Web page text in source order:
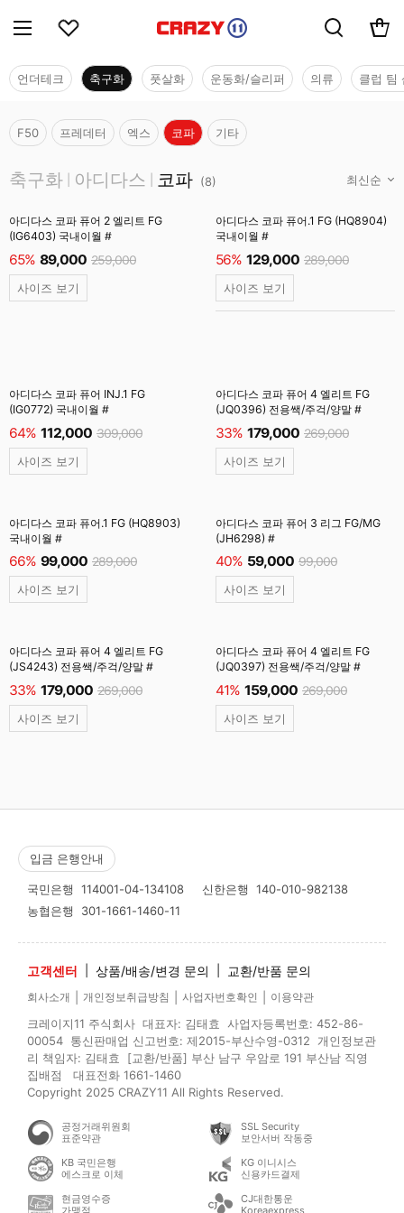
언더테크 축구화 풋살화 운동화/슬리퍼 의류 클럽 팀
F50 프레데터 엑스 코파 기타
축구화 아디다스 코파 (8)
아디다스 코파 퓨어 2 엘리트 FG
(IG6403) 국내이월 #
65% 89,000 259,000
사이즈 보기
아디다스 코파 퓨어.1 FG (HQ8904)
국내이월 #
56% 129,000 289,000
사이즈 보기
아디다스 코파 퓨어 INJ.1 FG
(IG0772) 국내이월 #
64% 112,000 309,000
사이즈 보기
아디다스 코파 퓨어 4 엘리트 FG
(JQ0396) 전용쌕/주걱/양말 #
33% 179,000 269,000
사이즈 보기
아디다스 코파 퓨어.1 FG (HQ8903)
국내이월 #
66% 99,000 289,000
사이즈 보기
아디다스 코파 퓨어 3 리그 FG/MG
(JH6298) #
40% 59,000 99,000
사이즈 보기
아디다스 코파 퓨어 4 엘리트 FG
(JS4243) 전용쌕/주걱/양말 #
33% 179,000 269,000
사이즈 보기
아디다스 코파 퓨어 4 엘리트 FG
(JQ0397) 전용쌕/주걱/양말 #
41% 159,000 269,000
사이즈 보기
입금 은행안내
국민은행 114001-04-134108 신한은행 140-010-982138
농협은행 301-1661-1460-11
고객센터 상품/배송/변경 문의 교환/반품 문의
회사소개 개인정보취급방침 사업자번호확인 이용약관
크레이지11 주식회사 대표자: 김태효 사업자등록번호: 452-86-
00054 통신판매업 신고번호: 제2015-부산수영-0312 개인정보관
리 책임자: 김태효 [교환/반품] 부산 남구 우암로 191 부산남 직영
집배점 대표전화 1661-1460
Copyright 2025 CRAZY11 All Rights Reserved.
공정거래위원회
표준약관
SSL Security
보안서버 작동중
KB 국민은행
에스크로 이체
KG 이니시스
신용카드결제
현금영수증
가맹점
CJ대한통운
Koreaexpress